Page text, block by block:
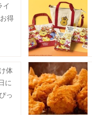
イ
得
体
に
っ